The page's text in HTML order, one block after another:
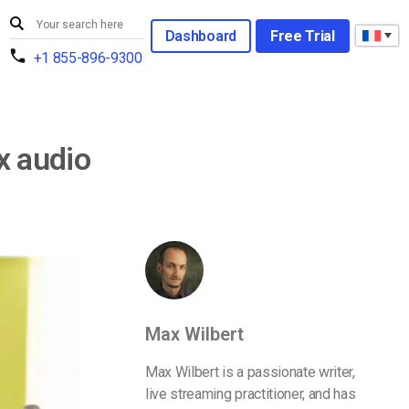
+1 855-896-9300
Dashboard Free Trial
audio
Max Wilbert
Max Wilbert is a passionate writer,
live streaming practitioner, and has